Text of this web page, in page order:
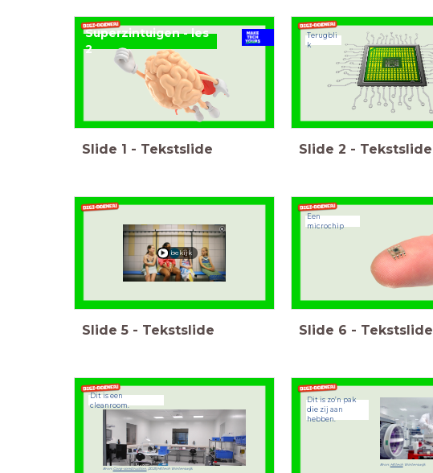
Superzintuigen - les
2
Slide 1 - Tekstslide
Terugbli
k
Slide 2 - Tekstslide
bekijk
Slide 5 - Tekstslide
Een
microchip
Slide 6 - Tekstslide
Dit is een
cleanroom.
Bron: Corp-construction.(2025) Hittech Winterswijk.
Dit is zo’n pak
die zij aan
hebben.
Bron: HittechWinterswijk